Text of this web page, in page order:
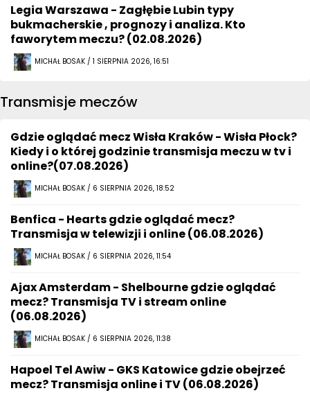
Legia Warszawa - Zagłębie Lubin typy
bukmacherskie , prognozy i analiza. Kto
faworytem meczu? (02.08.2026)
MICHAŁ BOSAK / 1 SIERPNIA 2026, 16:51
Transmisje meczów
Gdzie oglądać mecz Wisła Kraków - Wisła Płock?
Kiedy i o której godzinie transmisja meczu w tv i
online?(07.08.2026)
MICHAŁ BOSAK / 6 SIERPNIA 2026, 18:52
Benfica - Hearts gdzie oglądać mecz?
Transmisja w telewizji i online (06.08.2026)
MICHAŁ BOSAK / 6 SIERPNIA 2026, 11:54
Ajax Amsterdam - Shelbourne gdzie oglądać
mecz? Transmisja TV i stream online
(06.08.2026)
MICHAŁ BOSAK / 6 SIERPNIA 2026, 11:38
Hapoel Tel Awiw - GKS Katowice gdzie obejrzeć
mecz? Transmisja online i TV (06.08.2026)